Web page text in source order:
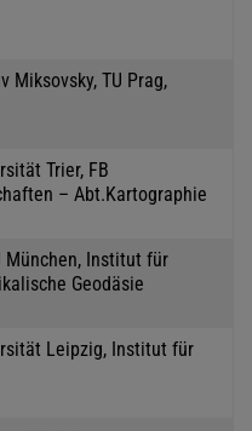
Miksovsky, TU Prag,
Trier, FB
– Abt.Kartographie
München, Institut für
Geodäsie
Leipzig, Institut für